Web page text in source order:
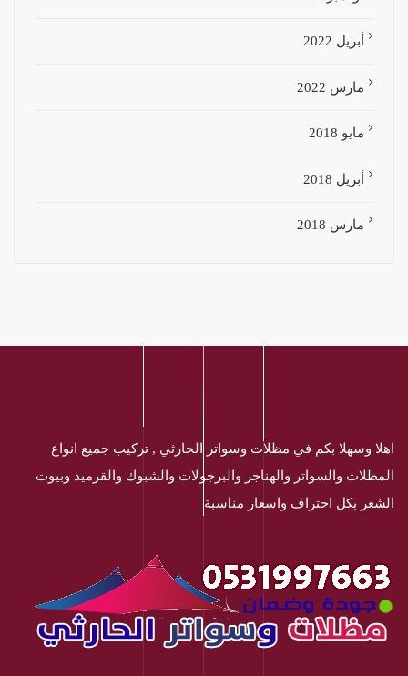
أبريل 2022
مارس 2022
مايو 2018
أبريل 2018
مارس 2018
اهلا وسهلا بكم في مظلات وسواتر الحارثي , تركيب جميع انواع
المظلات والسواتر والهناجر والبرجولات والشبوك والقرميد وبيوت
الشعر بكل احتراف واسعار مناسبة